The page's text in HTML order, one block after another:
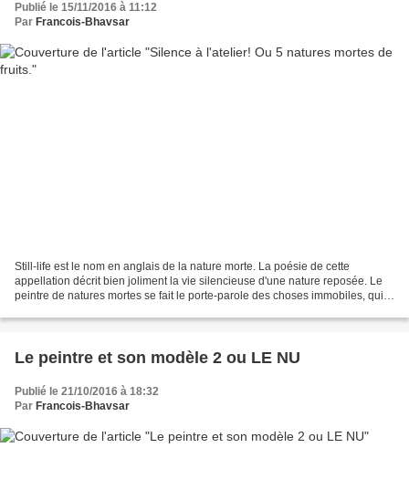
Publié le 15/11/2016 à 11:12
Par Francois-Bhavsar
Still-life est le nom en anglais de la nature morte. La poésie de cette
appellation décrit bien joliment la vie silencieuse d'une nature reposée. Le
peintre de natures mortes se fait le porte-parole des choses immobiles, qui
Le peintre et son modèle 2 ou LE NU
Publié le 21/10/2016 à 18:32
Par Francois-Bhavsar